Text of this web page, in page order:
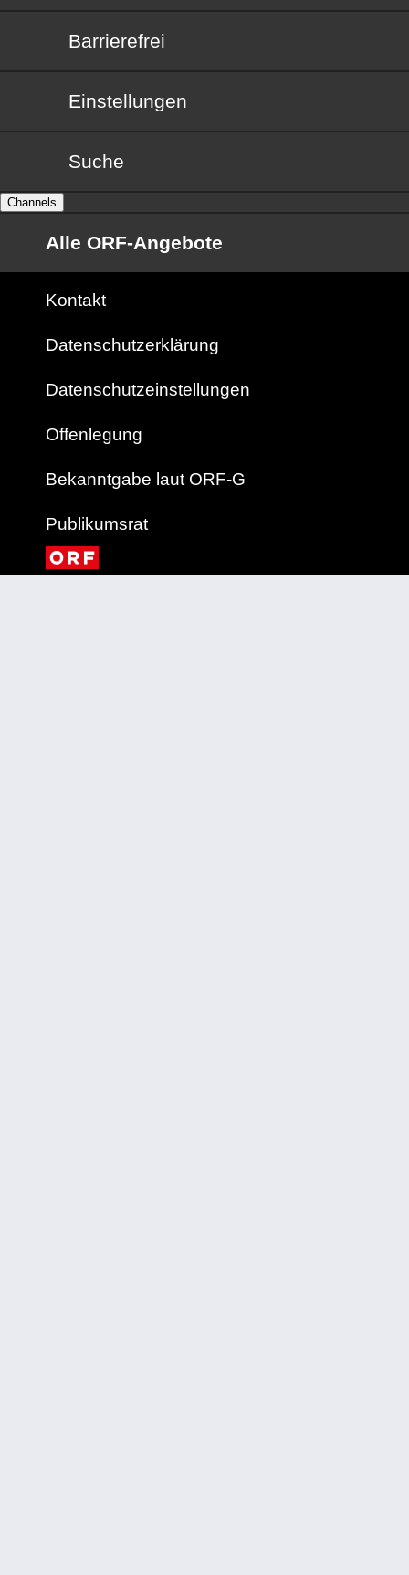
Barrierefrei
Barrierefrei
Einstellungen
Suche
Channels
Alle ORF-Angebote
Kontakt
Datenschutzerklärung
Datenschutzeinstellungen
Offenlegung
Bekanntgabe laut ORF-G
Publikumsrat